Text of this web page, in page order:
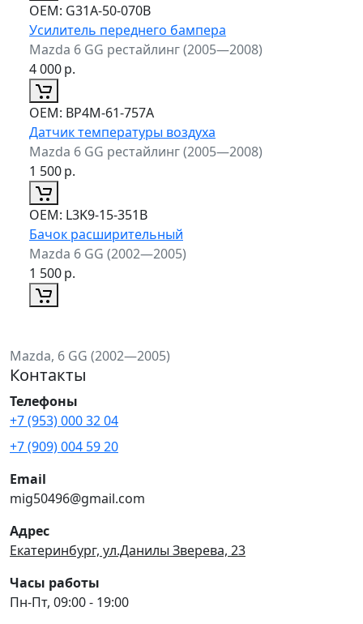
ОЕМ: G31A-50-070B
Усилитель переднего бампера
Mazda 6 GG рестайлинг (2005—2008)
4 000р.
ОЕМ: BP4M-61-757A
Датчик температуры воздуха
Mazda 6 GG рестайлинг (2005—2008)
1 500р.
ОЕМ: L3K9-15-351B
Бачок расширительный
Mazda 6 GG (2002—2005)
1 500р.
Mazda, 6 GG (2002—2005)
Контакты
Телефоны
+7 (953) 000 32 04
+7 (909) 004 59 20
Email
mig50496@gmail.com
Адрес
Екатеринбург, ул.Данилы Зверева, 23
Часы работы
Пн-Пт, 09:00 - 19:00